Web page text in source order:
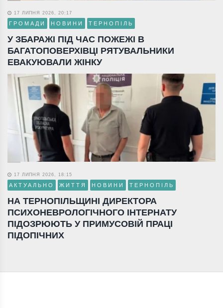
17 ЛИПНЯ 2026, 20:17
ГРОМАДИ НОВИНИ ТЕРНОПІЛЬ
У ЗБАРАЖІ ПІД ЧАС ПОЖЕЖІ В
БАГАТОПОВЕРХІВЦІ РЯТУВАЛЬНИКИ
ЕВАКУЮВАЛИ ЖІНКУ
17 ЛИПНЯ 2026, 18:15
АКТУАЛЬНО ЖИТТЯ НОВИНИ ТЕРНОПІЛЬ
НА ТЕРНОПІЛЬЩИНІ ДИРЕКТОРА
ПСИХОНЕВРОЛОГІЧНОГО ІНТЕРНАТУ
ПІДОЗРЮЮТЬ У ПРИМУСОВІЙ ПРАЦІ
ПІДОПІЧНИХ